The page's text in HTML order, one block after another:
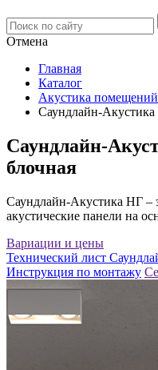
Отмена
Главная
Каталог
Акустика помещений
Саундлайн-
Саундлайн-
блочная
Саундлайн-Акустика НГ –
акустические панели на
Вариации и цены
Технический лист
Инструкция по монтажу